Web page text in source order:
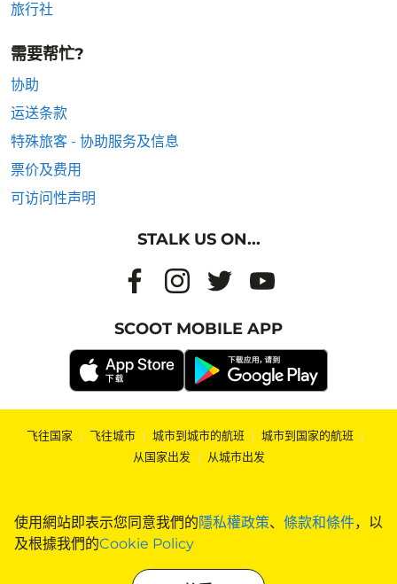
使用網站即表示您同意我們的隱私權政策、 條款和條件，以
及根據我們的Cookie Policy
旅行社
需要帮忙?
协助
运送条款
特殊旅客 - 协助服务及信息
票价及费用
可访问性声明
STALK US ON...
SCOOT MOBILE APP
飞往国家 | 飞往城市 | 城市到城市的航班 | 城市到国家的航班 |
从国家出发 | 从城市出发